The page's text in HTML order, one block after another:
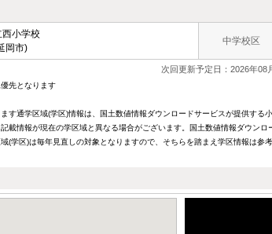
西小学校
岡市)
中学校区
次回更新予定日：2026年08
先となります
す通学区域(学区)情報は、国土数値情報ダウンロードサービスが提供す
載情報が現在の学区域と異なる場合がございます。国土数値情報ダウン
(学区)は毎年見直しの対象となりますので、そちらを踏まえ学区情報は参